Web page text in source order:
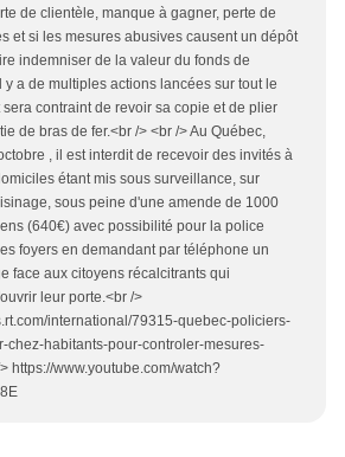
de clientèle, manque à gagner, perte de
et si les mesures abusives causent un dépôt
indemniser de la valeur du fonds de
y a de multiples actions lancées sur tout le
sera contraint de revoir sa copie et de plier
de bras de fer.<br /> <br /> Au Québec,
, il est interdit de recevoir des invités à
étant mis sous surveillance, sur
sous peine d'une amende de 1000
(640€) avec possibilité pour la police
foyers en demandant par téléphone un
face aux citoyens récalcitrants qui
leur porte.<br />
international/79315-quebec-policiers-
chez-habitants-pour-controler-mesures-
https://www.youtube.com/watch?